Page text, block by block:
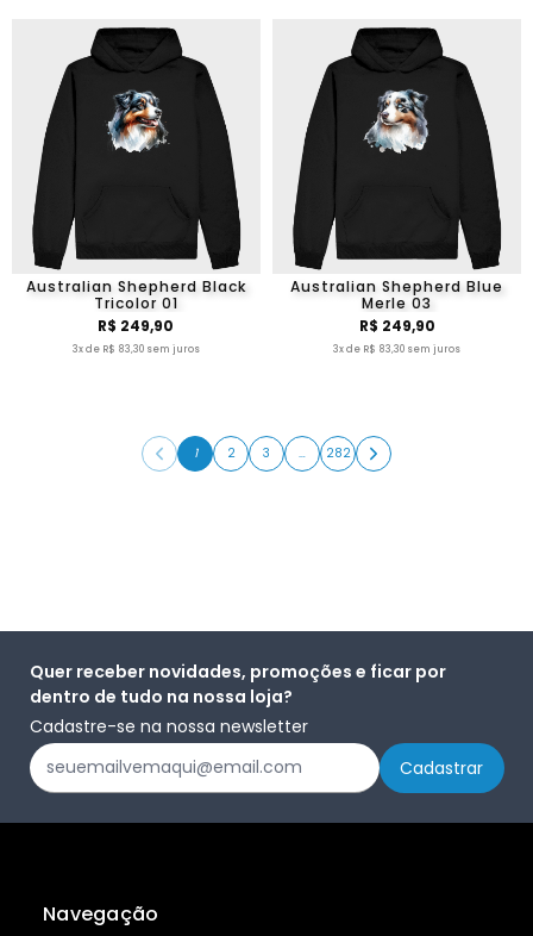
Australian Shepherd Black
Tricolor 01
R$ 249,90
3x de R$ 83,30 sem juros
Australian Shepherd Blue
Merle 03
R$ 249,90
3x de R$ 83,30 sem juros
1 2 3 … 282
Quer receber novidades, promoções e ficar por
dentro de tudo na nossa loja?
Cadastre-se na nossa newsletter
Navegação